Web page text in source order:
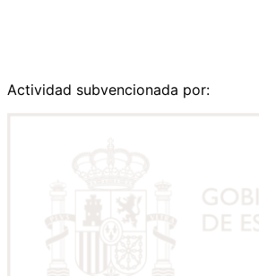
Actividad subvencionada por: